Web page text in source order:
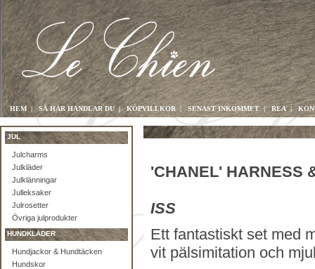
HEM | SÅ HÄR HANDLAR DU |KÖPVILLKOR | SENAST INKOMMET|REA|
JUL
Julcharms
Julkläder
Julklänningar
Julleksaker
Julrosetter
Övriga julprodukter
HUNDKLÄDER
Hundjackor & Hundtäcken
Hundskor
'CHANEL' HARNESS
ISS
Ett fantastiskt set med
vit pälsimitation och